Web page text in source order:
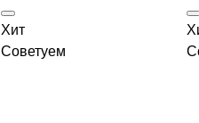
Хит
Советуем